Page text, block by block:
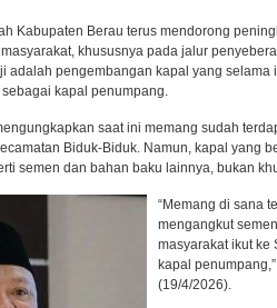
Kabupaten Berau terus mendorong
khususnya pada jalur
adalah pengembangan kapal yang selama
kapal penumpang.
saat ini memang sudah
Biduk-Biduk. Namun, kapal yang
semen dan bahan baku lainnya, bukan
“Memang di sana
mengangkut
masyarakat ikut ke
kapal
(19/4/2026).